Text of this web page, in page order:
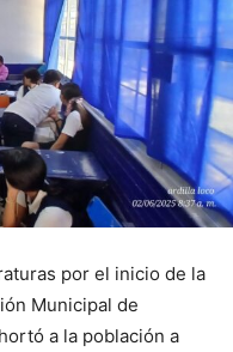
por el inicio de la
Municipal de
a la población a